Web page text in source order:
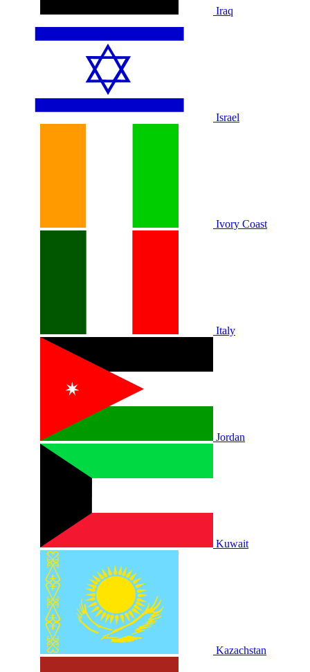
Iraq
Israel
Ivory Coast
Italy
Jordan
Kuwait
Kazachstan